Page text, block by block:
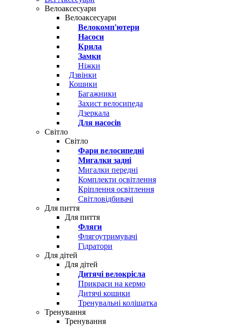
Велоаксесуари
Велоаксесуари
Велокомп'ютери
Насоси
Крила
Замки
Ніжки
Дзвінки
Кошики
Багажники
Захист велосипеда
Дзеркала
Для насосів
Світло
Світло
Фари велосипедні
Мигалки задні
Мигалки передні
Комплекти освітлення
Кріплення освітлення
Світловідбивачі
Для пиття
Для пиття
Фляги
Флягоутримувачі
Гідратори
Для дітей
Для дітей
Дитячі велокрісла
Прикраси на кермо
Дитячі кошики
Тренувальні коліщатка
Тренування
Тренування